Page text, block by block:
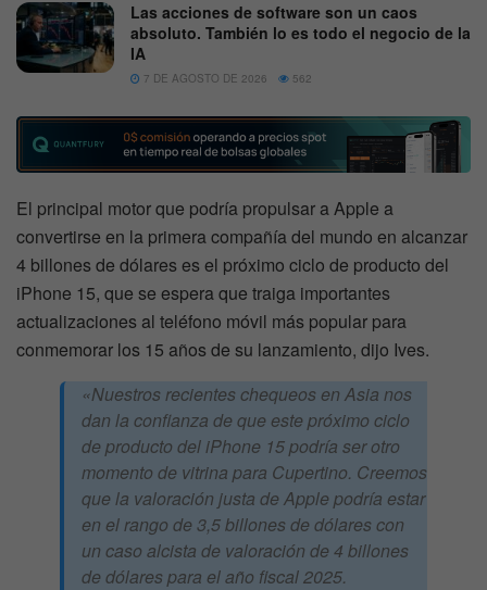
Las acciones de software son un caos
absoluto. También lo es todo el negocio de la
IA
7 DE AGOSTO DE 2026 562
El principal motor que podría propulsar a Apple a
convertirse en la primera compañía del mundo en alcanzar
4 billones de dólares es el próximo ciclo de producto del
iPhone 15, que se espera que traiga importantes
actualizaciones al teléfono móvil más popular para
conmemorar los 15 años de su lanzamiento, dijo Ives.
«Nuestros recientes chequeos en Asia nos
dan la confianza de que este próximo ciclo
de producto del iPhone 15 podría ser otro
momento de vitrina para Cupertino. Creemos
que la valoración justa de Apple podría estar
en el rango de 3,5 billones de dólares con
un caso alcista de valoración de 4 billones
de dólares para el año fiscal 2025.